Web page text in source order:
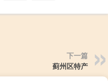
下一篇
蓟州区特产